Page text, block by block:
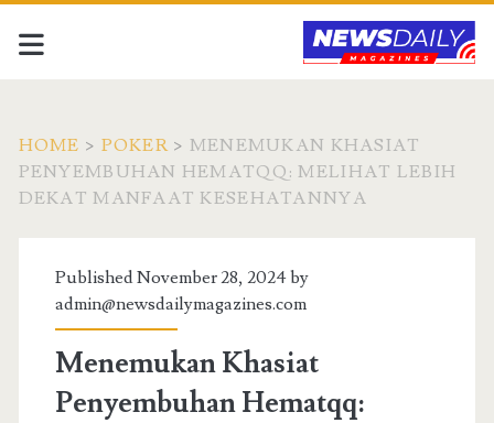
HOME > POKER> MENEMUKAN KHASIAT
PENYEMBUHAN HEMATQQ: MELIHAT LEBIH
DEKAT MANFAAT KESEHATANNYA
Published November 28, 2024 by
admin@newsdailymagazines.com
Menemukan Khasiat
Penyembuhan Hematqq: